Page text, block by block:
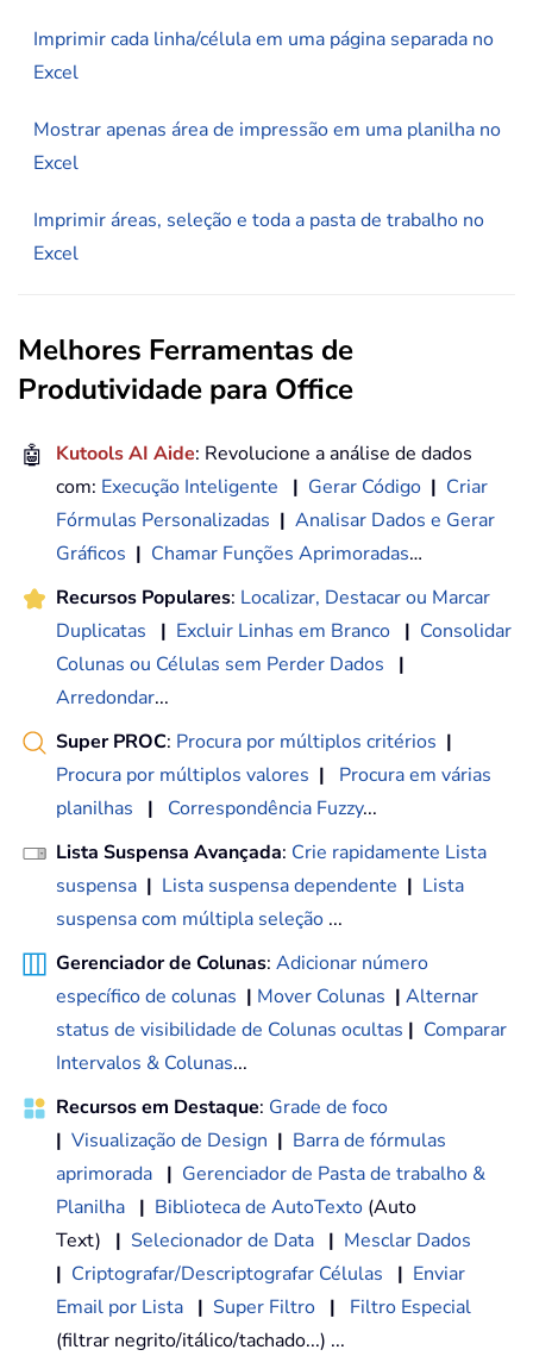
Imprimir cada linha/célula em uma página separada no
Excel
Mostrar apenas área de impressão em uma planilha no
Excel
Imprimir áreas, seleção e toda a pasta de trabalho no
Excel
Melhores Ferramentas de
Produtividade para Office
🤖 Kutools AI Aide: Revolucione a análise de dados
com: Execução Inteligente | Gerar Código | Criar
Fórmulas Personalizadas | Analisar Dados e Gerar
Gráficos | Chamar Funções Aprimoradas…
Recursos Populares: Localizar, Destacar ou Marcar
Duplicatas
| Excluir Linhas em Branco | Consolidar
Colunas ou Células sem Perder Dados
|
Arredondar...
Super PROC: Procura por múltiplos critérios |
Procura por múltiplos valores |
Procura em várias
planilhas
| Correspondência Fuzzy...
Lista Suspensa Avançada: Crie rapidamente Lista
suspensa | Lista suspensa dependente | Lista
suspensa com múltipla seleção ...
Gerenciador de Colunas: Adicionar número
específico de colunas | Mover Colunas | Alternar
status de visibilidade de Colunas ocultas | Comparar
Intervalos & Colunas...
Recursos em Destaque: Grade de foco
| Visualização de Design | Barra de fórmulas
aprimorada | Gerenciador de Pasta de trabalho &
Planilha | Biblioteca de AutoTexto (Auto
Text) | Selecionador de Data | Mesclar Dados
| Criptografar/Descriptografar Células | Enviar
Email por Lista | Super Filtro |
Filtro Especial
(filtrar negrito/itálico/tachado...) ...